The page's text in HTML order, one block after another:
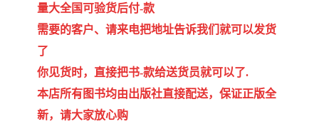
量大全国可验货后付-款
需要的客户、请来电把地址告诉我们就可以发货
了
你见货时，直接把书-款给送货员就可以了.
本店所有图书均由出版社直接配送，保证正版全
新，请大家放心购
内蒙古建设工程预算定额 公路工程预算定额
陕西建设工程消耗量定额 新疆建设工程预算定额
贵州水利水电定额 铁路概预算定额